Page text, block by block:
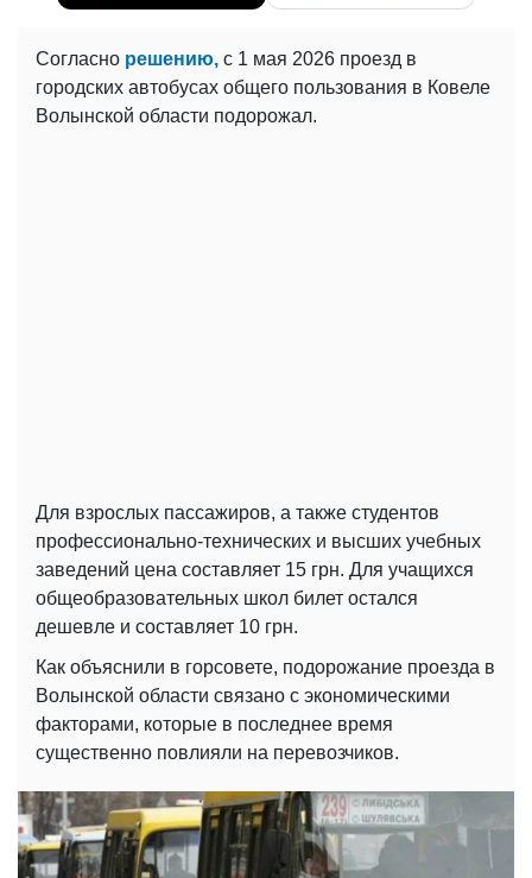
Согласно решению, с 1 мая 2026 проезд в
городских автобусах общего пользования в Ковеле
Волынской области подорожал.
Для взрослых пассажиров, а также студентов
профессионально-технических и высших учебных
заведений цена составляет 15 грн. Для учащихся
общеобразовательных школ билет остался
дешевле и составляет 10 грн.
Как объяснили в горсовете, подорожание проезда в
Волынской области связано с экономическими
факторами, которые в последнее время
существенно повлияли на перевозчиков.